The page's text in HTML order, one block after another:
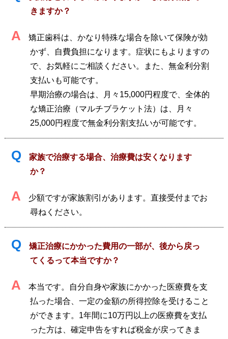
きますか？
A
矯正歯科は、かなり特殊な場合を除いて保険が効
かず、自費負担になります。症状にもよりますの
で、お気軽にご相談ください。また、無金利分割
支払いも可能です。
早期治療の場合は、月々15,000円程度で、全体的
な矯正治療（マルチブラケット法）は、月々
25,000円程度で無金利分割支払いが可能です。
Q
家族で治療する場合、治療費は安くなります
か？
A
少額ですが家族割引があります。直接受付までお
尋ねください。
Q
矯正治療にかかった費用の一部が、後から戻っ
てくるって本当ですか？
A
本当です。自分自身や家族にかかった医療費を支
払った場合、一定の金額の所得控除を受けること
ができます。1年間に10万円以上の医療費を支払
った方は、確定申告をすれば税金が戻ってきま